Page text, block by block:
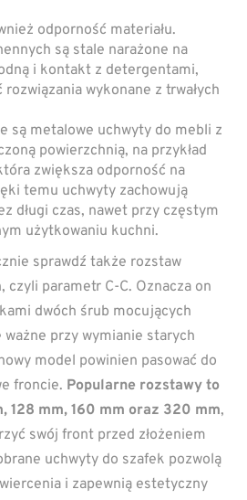
odporność materiału.
są stale narażone na
i kontakt z detergentami,
wykonane z trwałych
są metalowe uchwyty do mebli z
powierzchnią, na przykład
zwiększa odporność na
temu uchwyty zachowują
długi czas, nawet przy częstym
użytkowaniu kuchni.
sprawdź także rozstaw
czyli parametr C-C. Oznacza on
dwóch śrub mocujących
przy wymianie starych
model powinien pasować do
froncie. Popularne rozstawy to
128 mm, 160 mm oraz 320 mm,
swój front przed złożeniem
uchwyty do szafek pozwolą
i zapewnią estetyczny